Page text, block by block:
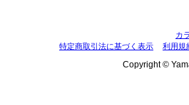
カ
特定商取引法に基づく表示
利用規
Copyright ©